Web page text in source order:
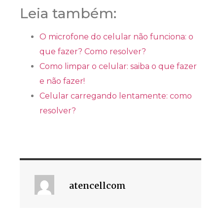
Leia também:
O microfone do celular não funciona: o
que fazer? Como resolver?
Como limpar o celular: saiba o que fazer
e não fazer!
Celular carregando lentamente: como
resolver?
atencellcom